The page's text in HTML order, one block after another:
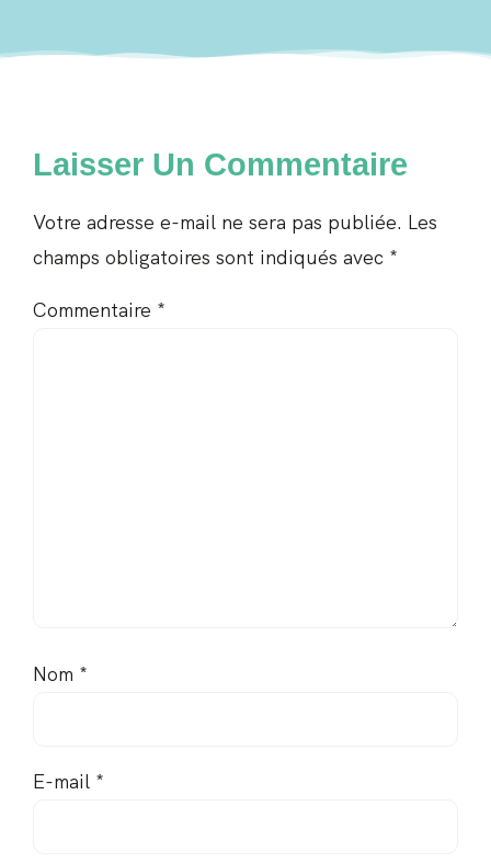
Laisser Un Commentaire
Votre adresse e-mail ne sera pas publiée. Les
champs obligatoires sont indiqués avec *
Commentaire *
Nom *
E-mail *